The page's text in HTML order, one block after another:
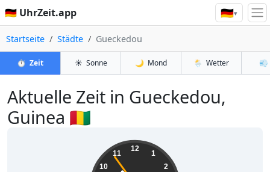
🇩🇪 UhrZeit.app 🇩🇪▾
Startseite Städte Gueckedou
⏱️ Zeit ☀️ Sonne 🌙 Mond 🌦️ Wetter 💨
Aktuelle Zeit in Gueckedou,
Guinea 🇬🇳
12
1
2
10
11